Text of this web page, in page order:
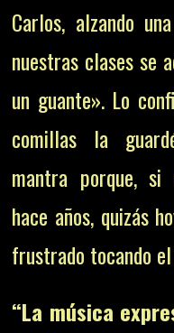
Carlos, alzando
nuestras clases se
un guante». Lo
comillas la
mantra porque, si
hace años, quizás
frustrado tocando
“La música